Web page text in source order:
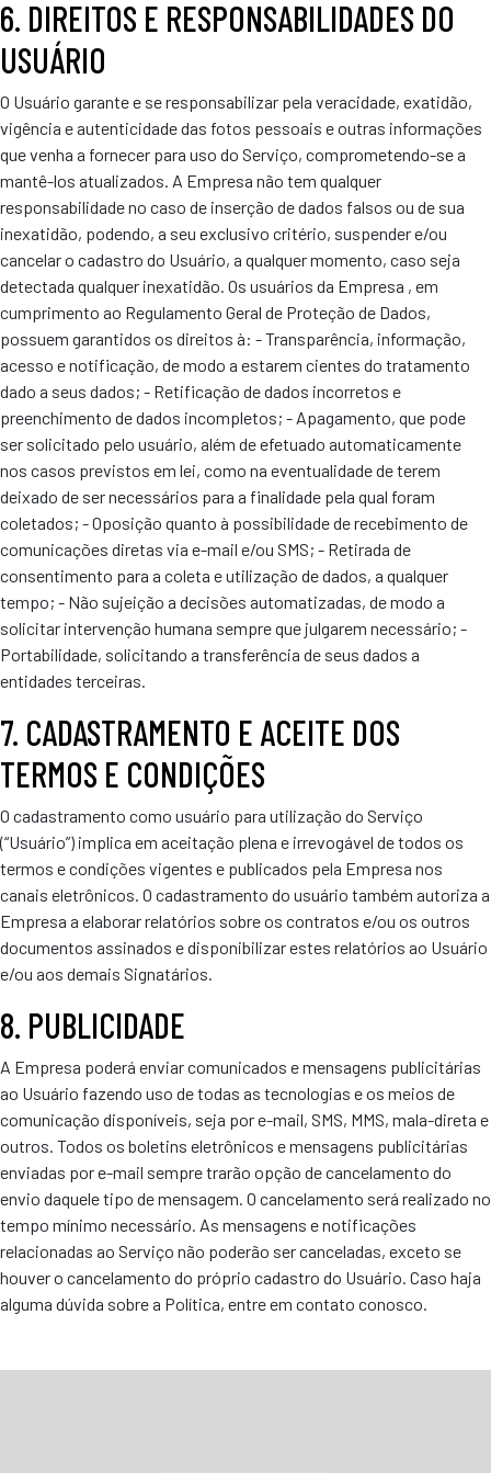
6. DIREITOS E RESPONSABILIDADES DO
USUÁRIO
O Usuário garante e se responsabilizar pela veracidade, exatidão,
vigência e autenticidade das fotos pessoais e outras informações
que venha a fornecer para uso do Serviço, comprometendo-se a
mantê-los atualizados. A Empresa não tem qualquer
responsabilidade no caso de inserção de dados falsos ou de sua
inexatidão, podendo, a seu exclusivo critério, suspender e/ou
cancelar o cadastro do Usuário, a qualquer momento, caso seja
detectada qualquer inexatidão. Os usuários da Empresa , em
cumprimento ao Regulamento Geral de Proteção de Dados,
possuem garantidos os direitos à: - Transparência, informação,
acesso e notificação, de modo a estarem cientes do tratamento
dado a seus dados; - Retificação de dados incorretos e
preenchimento de dados incompletos; - Apagamento, que pode
ser solicitado pelo usuário, além de efetuado automaticamente
nos casos previstos em lei, como na eventualidade de terem
deixado de ser necessários para a finalidade pela qual foram
coletados; - Oposição quanto à possibilidade de recebimento de
comunicações diretas via e-mail e/ou SMS; - Retirada de
consentimento para a coleta e utilização de dados, a qualquer
tempo; - Não sujeição a decisões automatizadas, de modo a
solicitar intervenção humana sempre que julgarem necessário; -
Portabilidade, solicitando a transferência de seus dados a
entidades terceiras.
7. CADASTRAMENTO E ACEITE DOS
TERMOS E CONDIÇÕES
O cadastramento como usuário para utilização do Serviço
(“Usuário”) implica em aceitação plena e irrevogável de todos os
termos e condições vigentes e publicados pela Empresa nos
canais eletrônicos. O cadastramento do usuário também autoriza a
Empresa a elaborar relatórios sobre os contratos e/ou os outros
documentos assinados e disponibilizar estes relatórios ao Usuário
e/ou aos demais Signatários.
8. PUBLICIDADE
A Empresa poderá enviar comunicados e mensagens publicitárias
ao Usuário fazendo uso de todas as tecnologias e os meios de
comunicação disponíveis, seja por e-mail, SMS, MMS, mala-direta e
outros. Todos os boletins eletrônicos e mensagens publicitárias
enviadas por e-mail sempre trarão opção de cancelamento do
envio daquele tipo de mensagem. O cancelamento será realizado no
tempo mínimo necessário. As mensagens e notificações
relacionadas ao Serviço não poderão ser canceladas, exceto se
houver o cancelamento do próprio cadastro do Usuário. Caso haja
alguma dúvida sobre a Política, entre em contato conosco.